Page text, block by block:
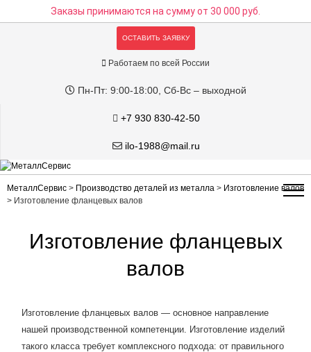
Заказы принимаются на суммуот 30 000 руб.
ОСТАВИТЬ ЗАЯВКУ
Работаем по всей России
Пн-Пт: 9:00-18:00, Сб-Вс – выходной
+7 930 830-42-50
ilo-1988@mail.ru
МеталлСервис > Производство деталей из металла > Изготовление валов
> Изготовление фланцевых валов
Изготовление фланцевых
валов
Изготовление фланцевых валов — основное направление
нашей производственной компетенции. Изготовление изделий
такого класса требует комплексного подхода: от правильного